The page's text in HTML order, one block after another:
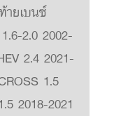
ายเบนซ์
2.0 2002-
2.4 2021-
1.5
2018-2021